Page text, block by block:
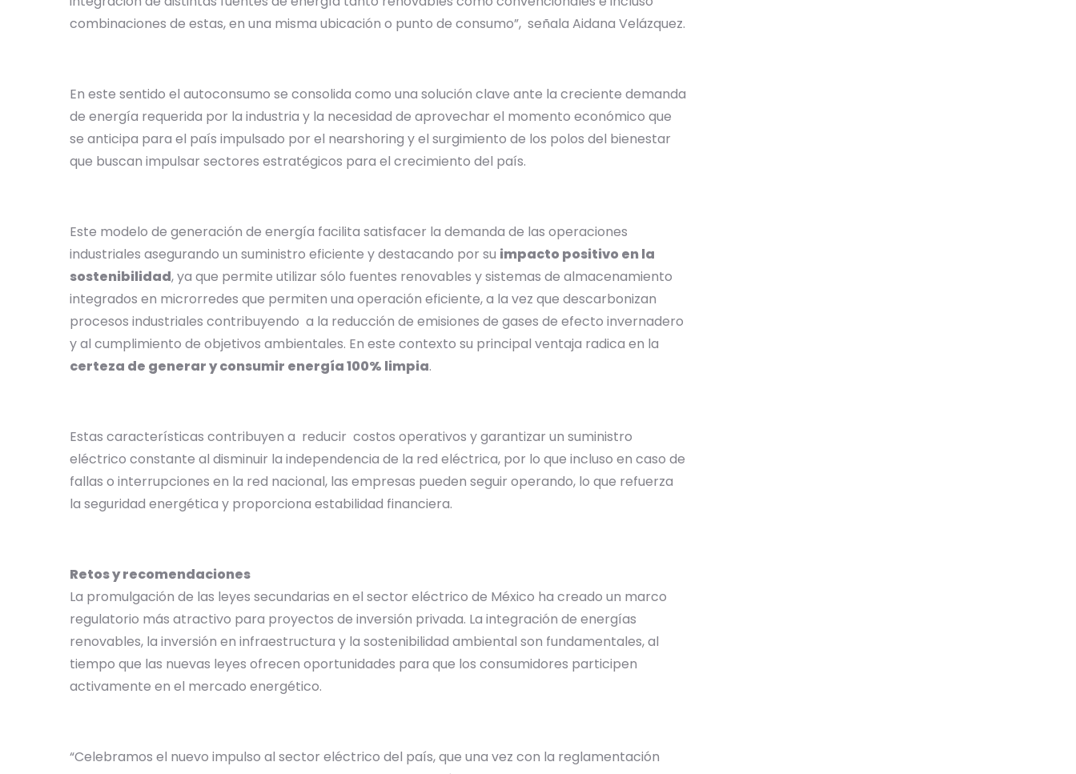
combinaciones de estas, en una misma ubicación o punto de consumo”, señala Aidana Velázquez.
En este sentido el autoconsumo se consolida como una solución clave ante la creciente demanda
de energía requerida por la industria y la necesidad de aprovechar el momento económico que
se anticipa para el país impulsado por el nearshoring y el surgimiento de los polos del bienestar
que buscan impulsar sectores estratégicos para el crecimiento del país.
Este modelo de generación de energía facilita satisfacer la demanda de las operaciones
industriales asegurando un suministro eficiente y destacando por su impacto positivo en la
sostenibilidad, ya que permite utilizar sólo fuentes renovables y sistemas de almacenamiento
integrados en microrredes que permiten una operación eficiente, a la vez que descarbonizan
procesos industriales contribuyendo a la reducción de emisiones de gases de efecto invernadero
y al cumplimiento de objetivos ambientales. En este contexto su principal ventaja radica en la
certeza de generar y consumir energía 100% limpia.
Estas características contribuyen a reducir costos operativos y garantizar un suministro
eléctrico constante al disminuir la independencia de la red eléctrica, por lo que incluso en caso de
fallas o interrupciones en la red nacional, las empresas pueden seguir operando, lo que refuerza
la seguridad energética y proporciona estabilidad financiera.
Retos y recomendaciones
La promulgación de las leyes secundarias en el sector eléctrico de México ha creado un marco
regulatorio más atractivo para proyectos de inversión privada. La integración de energías
renovables, la inversión en infraestructura y la sostenibilidad ambiental son fundamentales, al
tiempo que las nuevas leyes ofrecen oportunidades para que los consumidores participen
activamente en el mercado energético.
“Celebramos el nuevo impulso al sector eléctrico del país, que una vez con la reglamentación